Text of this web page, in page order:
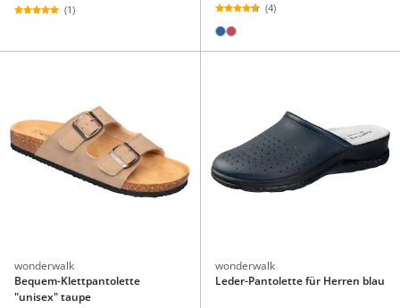
(1) (4)
wonderwalk
Bequem-Klettpantolette
"unisex" taupe
wonderwalk
Leder-Pantolette für Herren blau